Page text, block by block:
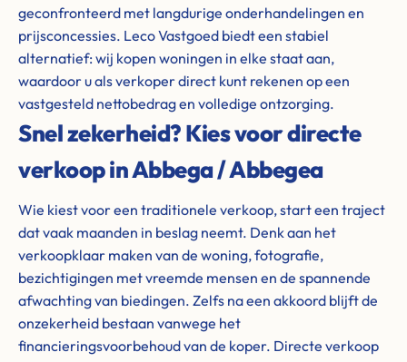
geconfronteerd met langdurige onderhandelingen en
prijsconcessies. Leco Vastgoed biedt een stabiel
alternatief: wij kopen woningen in elke staat aan,
waardoor u als verkoper direct kunt rekenen op een
vastgesteld nettobedrag en volledige ontzorging.
Snel zekerheid? Kies voor directe
verkoop in Abbega / Abbegea
Wie kiest voor een traditionele verkoop, start een traject
dat vaak maanden in beslag neemt. Denk aan het
verkoopklaar maken van de woning, fotografie,
bezichtigingen met vreemde mensen en de spannende
afwachting van biedingen. Zelfs na een akkoord blijft de
onzekerheid bestaan vanwege het
financieringsvoorbehoud van de koper. Directe verkoop